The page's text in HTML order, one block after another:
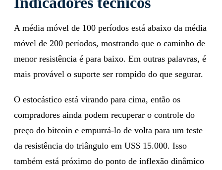
A média móvel de 100 períodos está abaixo da média
móvel de 200 períodos, mostrando que o caminho de
menor resistência é para baixo. Em outras palavras, é
mais provável o suporte ser rompido do que segurar.
O estocástico está virando para cima, então os
compradores ainda podem recuperar o controle do
preço do bitcoin e empurrá-lo de volta para um teste
da resistência do triângulo em US$ 15.000. Isso
também está próximo do ponto de inflexão dinâmico